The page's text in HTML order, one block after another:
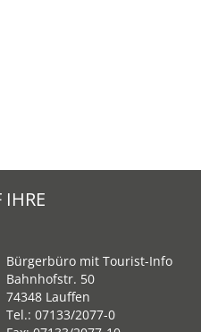
IHRE
Bürgerbüro mit Tourist-Info
Bahnhofstr. 50
74348 Lauffen
Tel.:07133/2077-0